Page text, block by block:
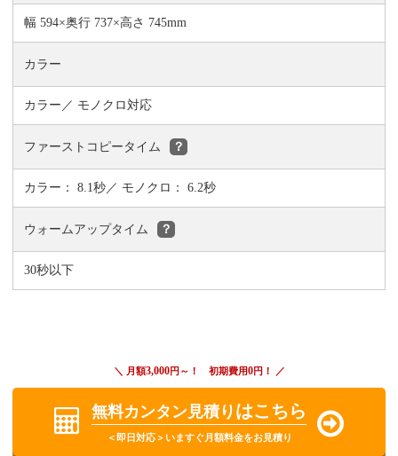
幅 594×奥行 737×高さ 745mm
カラー
カラー／ モノクロ対応
ファーストコピータイム ？
カラー： 8.1秒／ モノクロ： 6.2秒
ウォームアップタイム ？
30秒以下
＼ 月額3,000円～！ 初期費用0円！ ／
無料カンタン見積り はこちら
＜即日対応＞いますぐ月額料金をお見積り